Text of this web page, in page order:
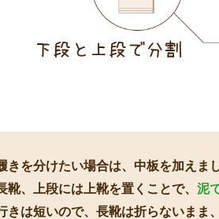
きを分けたい場合は、中板を加えま
靴、上段には上靴を置くことで、 泥
きは短いので、長靴は折らないまま